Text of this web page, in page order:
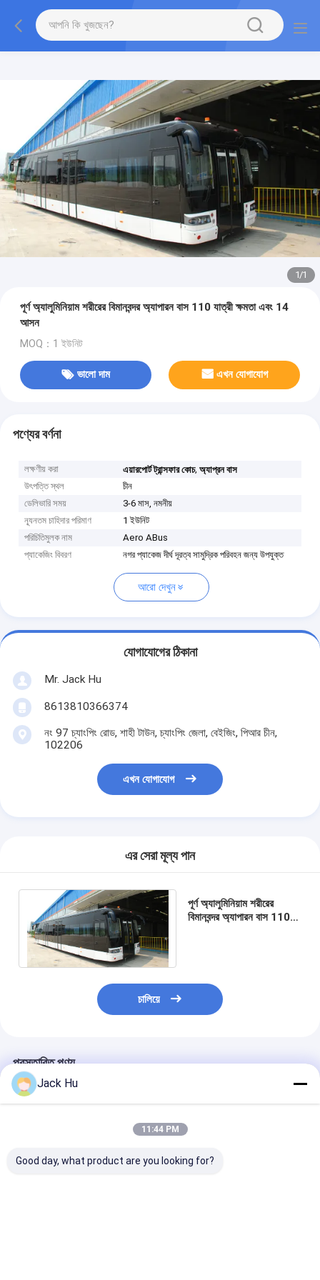
1/1
পূর্ণ অ্যালুমিনিয়াম শরীরের বিমানবন্দর অ্যাপারন বাস 110 যাত্রী ক্ষমতা এবং 14
আসন
MOQ：1 ইউনিট
ভালো দাম এখন যোগাযোগ
পণ্যের বর্ণনা
লক্ষণীয় করা এয়ারপোর্ট ট্রান্সফার কোচ,অ্যাপ্রন বাস
উৎপত্তি স্থল
চীন
ডেলিভারি সময়
3-6 মাস, নমনীয়
ন্যূনতম চাহিদার পরিমাণ
1 ইউনিট
পরিচিতিমুলক নাম
Aero ABus
প্যাকেজিং বিবরণ
নগর প্যাকেজ দীর্ঘ দূরত্ব সামুদ্রিক পরিবহন জন্য উপযুক্ত
আরো দেখুন
যোগাযোগের ঠিকানা
Mr. Jack Hu
8613810366374
নং 97 চ্যাংপিং রোড, শাহী টাউন, চ্যাংপিং জেলা, বেইজিং, পিআর চীন,
102206
এখন যোগাযোগ
এর সেরা মূল্য পান
পূর্ণ অ্যালুমিনিয়াম শরীরের
বিমানবন্দর অ্যাপারন বাস 110
চালিয়ে
প্রস্তাবিত পণ্য
Jack Hu
11:44 PM
Good day, what product are you looking for?